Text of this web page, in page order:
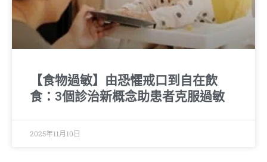
【食物過敏】由恐懼戒口到自在飲
食：3個診治新概念助患者克服過敏
2025年11月10日